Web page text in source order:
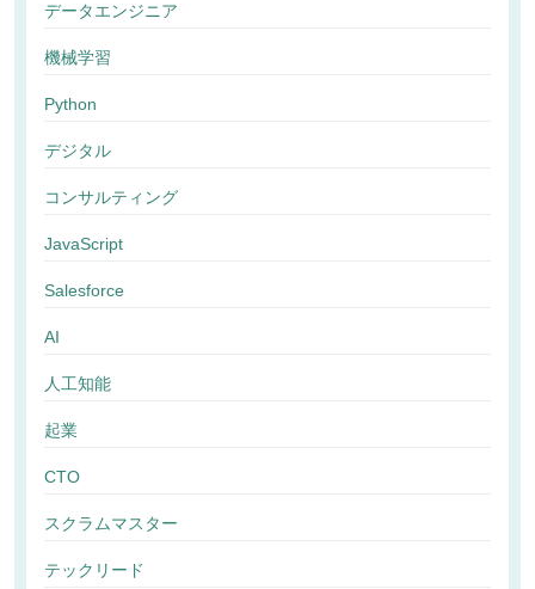
データエンジニア
機械学習
Python
デジタル
コンサルティング
JavaScript
Salesforce
AI
人工知能
起業
CTO
スクラムマスター
テックリード